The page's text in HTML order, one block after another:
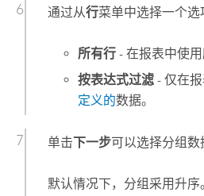
通过从行菜单中选择一个选
所有行 - 在报表中使用
按表达式过滤 - 仅在
定义的数据。
单击下一步可以选择分组数
默认情况下，分组采用升序